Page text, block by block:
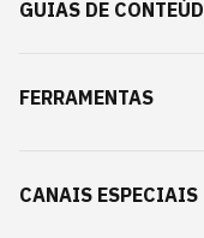
GUIAS DE
FERRAMENTAS
CANAIS ESPECIAIS